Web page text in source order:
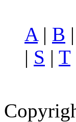
A | B |
| S | T